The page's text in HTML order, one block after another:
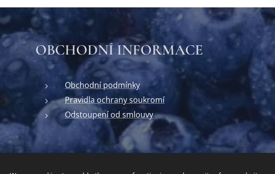
OBCHODNÍ INFORMACE
Obchodní podmínky
Pravidla ochrany soukromí
Odstoupení od smlouvy